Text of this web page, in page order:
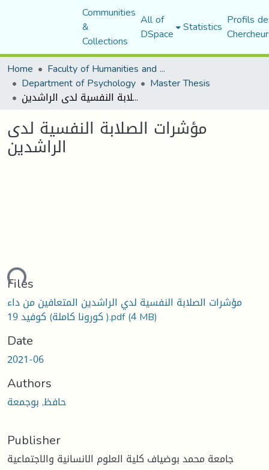
Communities
&
Collections
All of
DSpace Statistics Profils
Home
Faculty of Humanities and Social Sciences
Department of Psychology Master Thesis
مؤشرات الصلابة النفسية لدى الراشدين
مؤشرات الصلابة النفسية لدى
الراشدين
Files
مؤشرات الصلابة النفسية لدي الراشدين المتعافين من داء
كورونا كاملة) كوفيد 19 ).pdf(4 MB)
Date
2021-06
Authors
حافظ, بوجمعة
Publisher
جامعة محمد بوضياف كلية العلوم الانسانية والاجتماعية